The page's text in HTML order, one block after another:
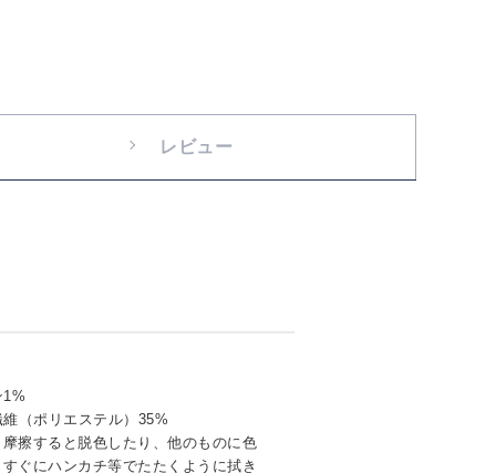
レビュー
1%
（ポリエステル）35%
擦すると脱色したり、他のものに色
ぐにハンカチ等でたたくように拭き